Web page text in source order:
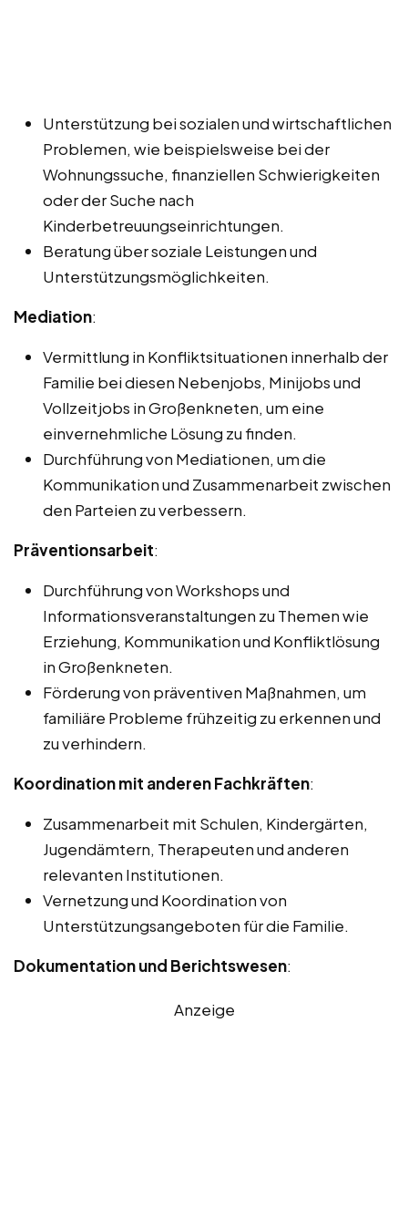
Unterstützung bei sozialen und wirtschaftlichen
Problemen, wie beispielsweise bei der
Wohnungssuche, finanziellen Schwierigkeiten
oder der Suche nach
Kinderbetreuungseinrichtungen.
Beratung über soziale Leistungen und
Unterstützungsmöglichkeiten.
Mediation:
Vermittlung in Konfliktsituationen innerhalb der
Familie bei diesen Nebenjobs, Minijobs und
Vollzeitjobs in Großenkneten, um eine
einvernehmliche Lösung zu finden.
Durchführung von Mediationen, um die
Kommunikation und Zusammenarbeit zwischen
den Parteien zu verbessern.
Präventionsarbeit:
Durchführung von Workshops und
Informationsveranstaltungen zu Themen wie
Erziehung, Kommunikation und Konfliktlösung
in Großenkneten.
Förderung von präventiven Maßnahmen, um
familiäre Probleme frühzeitig zu erkennen und
zu verhindern.
Koordination mit anderen Fachkräften:
Zusammenarbeit mit Schulen, Kindergärten,
Jugendämtern, Therapeuten und anderen
relevanten Institutionen.
Vernetzung und Koordination von
Unterstützungsangeboten für die Familie.
Dokumentation und Berichtswesen:
Anzeige